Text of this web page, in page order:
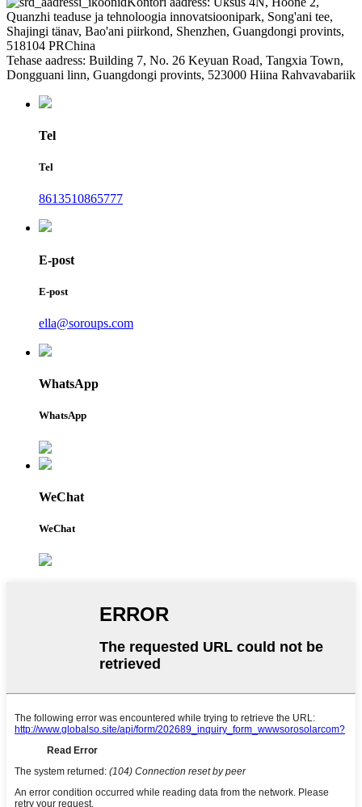
Quanzhi teaduse ja tehnoloogia innovatsioonipark, Song'ani tee,
Shajingi tänav, Bao'ani piirkond, Shenzhen, Guangdongi provints,
518104 PRChina
Tehase aadress: Building 7, No. 26 Keyuan Road, Tangxia Town,
Dongguani linn, Guangdongi provints, 523000 Hiina Rahvavabariik
Tel
Tel
8613510865777
E-post
E-post
ella@soroups.com
WhatsApp
WhatsApp
WeChat
WeChat